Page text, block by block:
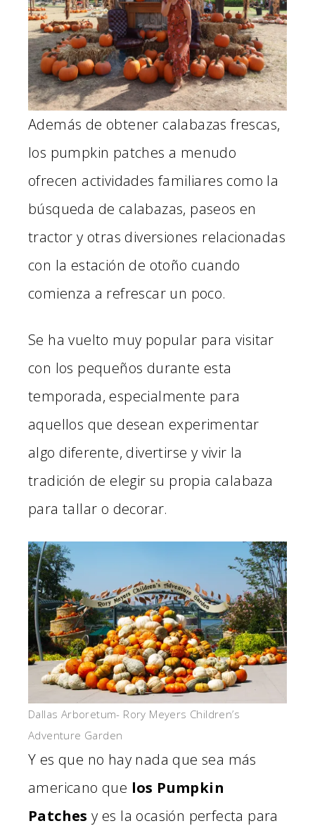
Además de obtener calabazas frescas,
los pumpkin patches a menudo
ofrecen actividades familiares como la
búsqueda de calabazas, paseos en
tractor y otras diversiones relacionadas
con la estación de otoño cuando
comienza a refrescar un poco.
Se ha vuelto muy popular para visitar
con los pequeños durante esta
temporada, especialmente para
aquellos que desean experimentar
algo diferente, divertirse y vivir la
tradición de elegir su propia calabaza
para tallar o decorar.
Dallas Arboretum- Rory Meyers Children’s
Adventure Garden
Y es que no hay nada que sea más
americano que los Pumpkin
Patches y es la ocasión perfecta para